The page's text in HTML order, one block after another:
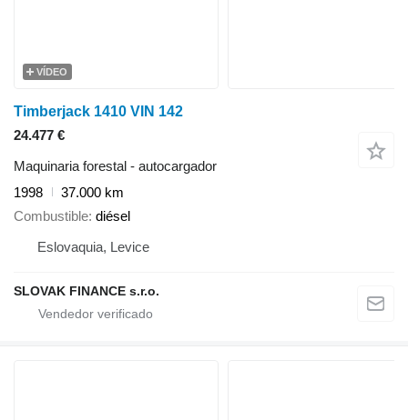
VÍDEO
Timberjack 1410 VIN 142
24.477 €
Maquinaria forestal - autocargador
1998
37.000 km
Combustible diésel
Eslovaquia, Levice
SLOVAK FINANCE s.r.o.